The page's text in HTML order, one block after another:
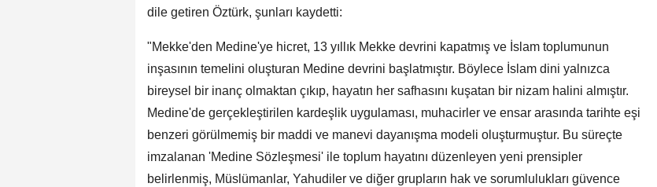
dile getiren Öztürk, şunları kaydetti:
"Mekke'den Medine'ye hicret, 13 yıllık Mekke devrini kapatmış ve İslam toplumunun
inşasının temelini oluşturan Medine devrini başlatmıştır. Böylece İslam dini yalnızca
bireysel bir inanç olmaktan çıkıp, hayatın her safhasını kuşatan bir nizam halini almıştır.
Medine'de gerçekleştirilen kardeşlik uygulaması, muhacirler ve ensar arasında tarihte eşi
benzeri görülmemiş bir maddi ve manevi dayanışma modeli oluşturmuştur. Bu süreçte
imzalanan 'Medine Sözleşmesi' ile toplum hayatını düzenleyen yeni prensipler
belirlenmiş, Müslümanlar, Yahudiler ve diğer grupların hak ve sorumlulukları güvence